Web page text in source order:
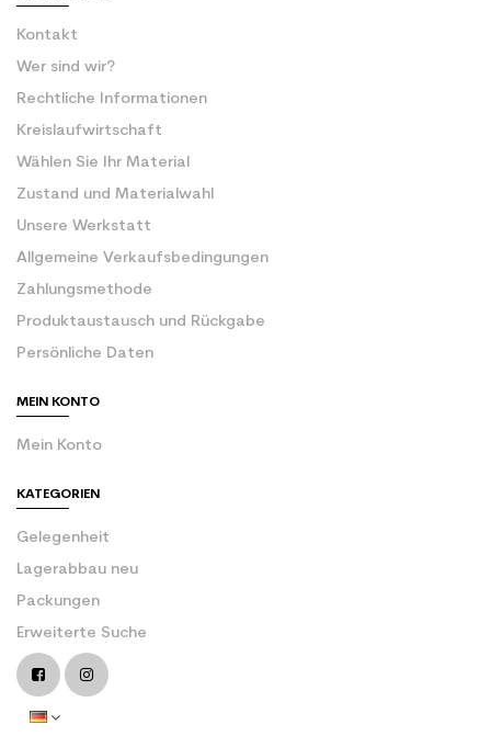
Kontakt
Wer sind wir?
Rechtliche Informationen
Kreislaufwirtschaft
Wählen Sie Ihr Material
Zustand und Materialwahl
Unsere Werkstatt
Allgemeine Verkaufsbedingungen
Zahlungsmethode
Produktaustausch und Rückgabe
Persönliche Daten
MEIN KONTO
Mein Konto
KATEGORIEN
Gelegenheit
Lagerabbau neu
Packungen
Erweiterte Suche